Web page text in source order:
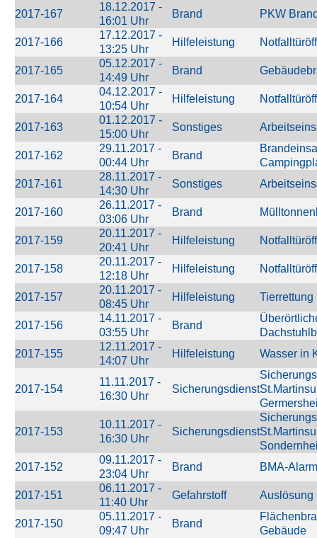
2017-167
18.12.2017 -
16:01 Uhr
Brand PKW
2017-166
17.12.2017 -
13:25 Uhr
Hilfeleistung
2017-165
05.12.2017 -
14:49 Uhr
Brand
2017-164
04.12.2017 -
10:54 Uhr
Hilfeleistung
2017-163
01.12.2017 -
15:00 Uhr
Sonstiges
2017-162
29.11.2017 -
00:44 Uhr
Brand
2017-161
28.11.2017 -
14:30 Uhr
Sonstiges
2017-160
26.11.2017 -
03:06 Uhr
Brand
2017-159
20.11.2017 -
20:41 Uhr
Hilfeleistung
2017-158
20.11.2017 -
12:18 Uhr
Hilfeleistung
2017-157
20.11.2017 -
08:45 Uhr
Hilfeleistung Tierrettung
2017-156
14.11.2017 -
03:55 Uhr
Brand
2017-155
12.11.2017 -
14:07 Uhr
Hilfeleistung Wasser in
2017-154
11.11.2017 -
16:30 Uhr
Sicherungsdienst
2017-153
10.11.2017 -
16:30 Uhr
Sicherungsdienst
2017-152
09.11.2017 -
23:04 Uhr
Brand BMA-
2017-151
06.11.2017 -
11:40 Uhr
Gefahrstoff Auslösung
2017-150
05.11.2017 -
09:47 Uhr
Brand
Gebäude